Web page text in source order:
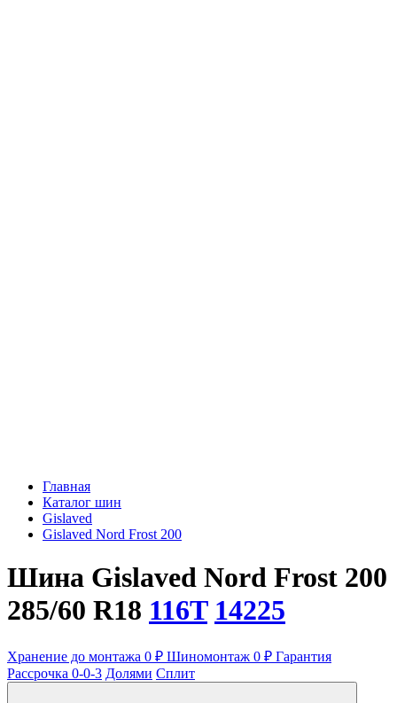
Главная
Каталог шин
Gislaved
Gislaved Nord Frost 200
Шина Gislaved Nord Frost 200
285/60 R18 116T 14225
Хранение до монтажа 0 ₽ Шиномонтаж 0 ₽ Гарантия
Рассрочка 0-0-3 Долями Сплит